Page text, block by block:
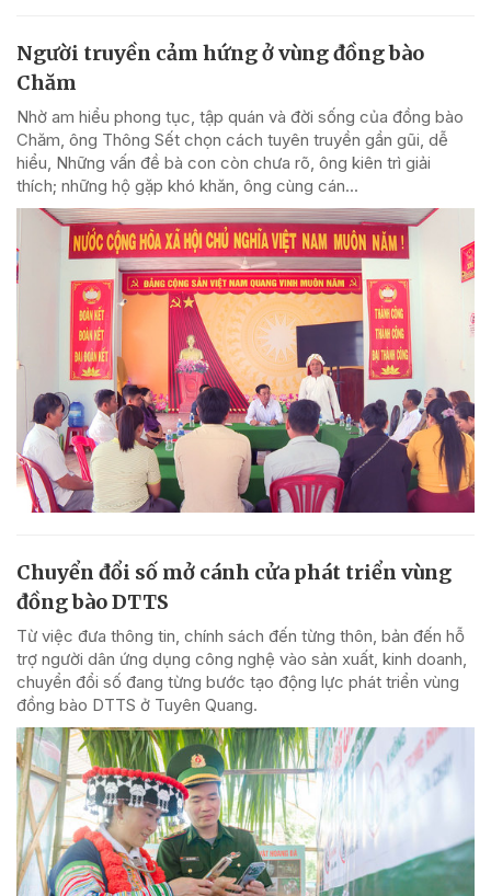
Người truyền cảm hứng ở vùng đồng bào
Chăm
Nhờ am hiểu phong tục, tập quán và đời sống của đồng bào
Chăm, ông Thông Sết chọn cách tuyên truyền gần gũi, dễ
hiểu, Những vấn đề bà con còn chưa rõ, ông kiên trì giải
thích; những hộ gặp khó khăn, ông cùng cán...
Chuyển đổi số mở cánh cửa phát triển vùng
đồng bào DTTS
Từ việc đưa thông tin, chính sách đến từng thôn, bản đến hỗ
trợ người dân ứng dụng công nghệ vào sản xuất, kinh doanh,
chuyển đổi số đang từng bước tạo động lực phát triển vùng
đồng bào DTTS ở Tuyên Quang.